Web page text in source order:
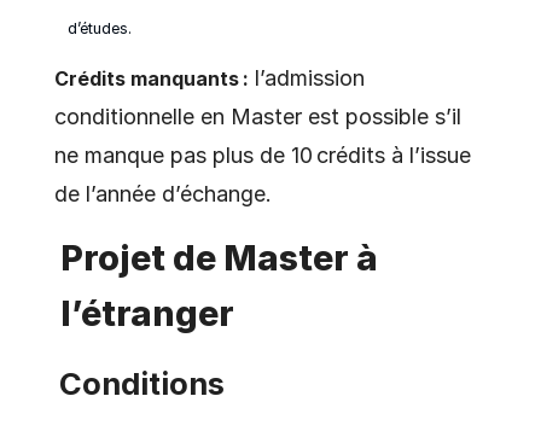
d’études.
Crédits manquants : l’admission
conditionnelle en Master est possible s’il
ne manque pas plus de 10 crédits à l’issue
de l’année d’échange.
Projet de Master à
l’étranger
Conditions